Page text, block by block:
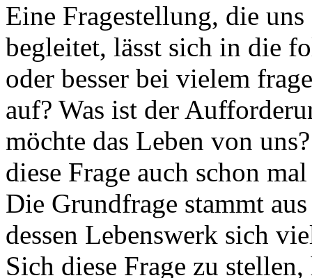
Eine Fragestellung, die
begleitet, lässt sich in die
oder besser bei vielem
auf? Was ist der
möchte das Leben von
diese Frage auch schon
Die Grundfrage stammt
dessen Lebenswerk sich
Sich diese Frage zu